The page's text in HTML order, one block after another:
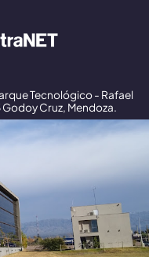
Tecnológico - Rafael
Cruz, Mendoza.